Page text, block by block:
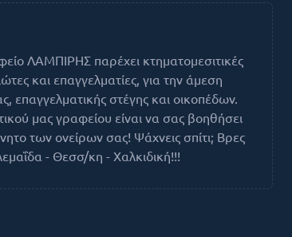
ΛΑΜΠΙΡΗΣ παρέχει κτηματομεσιτικές
και επαγγελματίες, για την άμεση
επαγγελματικής στέγης και οικοπέδων.
μας γραφείου είναι να σας βοηθήσει
των ονείρων σας! Ψάχνεις σπίτι; Βρες
- Θεσσ/κη - Χαλκιδική!!!